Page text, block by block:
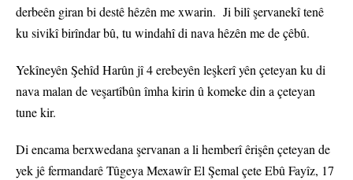
derbeên giran bi destê hêzên me xwarin. Ji bilî şervanekî tenê
ku sivikî birîndar bû, tu windahî di nava hêzên me de çêbû.
Yekîneyên Şehîd Harûn jî 4 erebeyên leşkerî yên çeteyan ku di
nava malan de veşartîbûn îmha kirin û komeke din a çeteyan
tune kir.
Di encama berxwedana şervanan a li hemberî êrişên çeteyan de
yek jê fermandarê Tûgeya Mexawîr El Şemal çete Ebû Fayîz, 17